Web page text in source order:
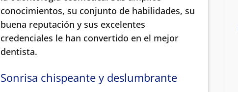
conocimientos, su conjunto de habilidades, su
buena reputación y sus excelentes
credenciales le han convertido en el mejor
dentista.
Sonrisa chispeante y deslumbrante